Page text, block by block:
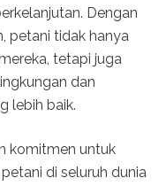
Dengan
petani tidak hanya
tetapi juga
dan
lebih baik.
komitmen untuk
di seluruh dunia